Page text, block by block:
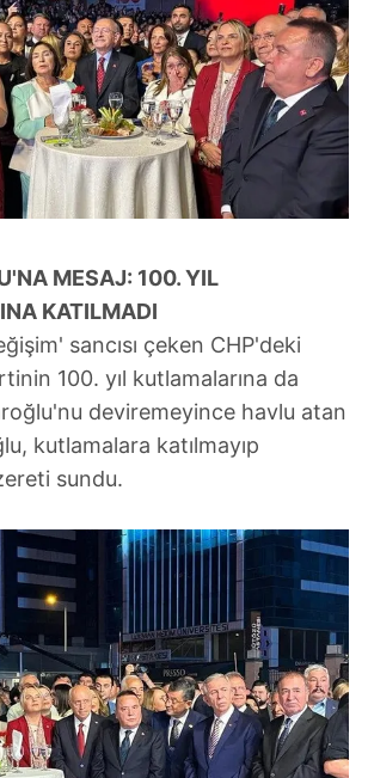
MESAJ: 100. YIL
KATILMADI
sancısı çeken CHP'deki
100. yıl kutlamalarına da
deviremeyince havlu atan
kutlamalara katılmayıp
sundu.